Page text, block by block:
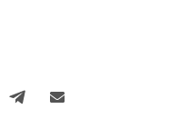
TelegramNewsletter